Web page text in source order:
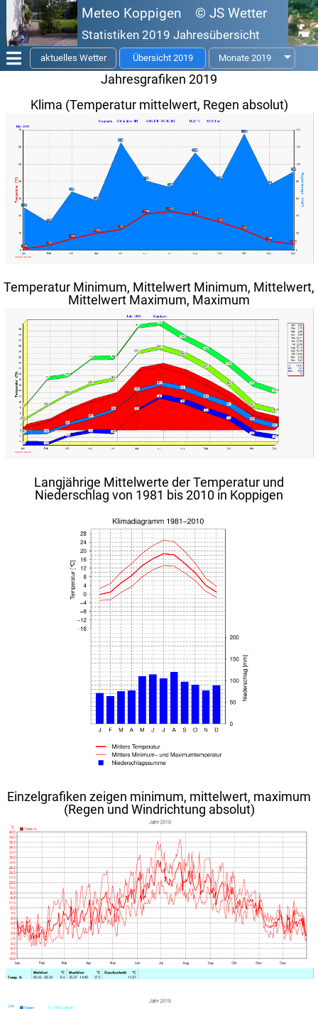
aktuelles Wetter Übersicht 2019 Monate 2019
Meteo Koppigen © JS Wetter
Statistiken 2019 Jahresübersicht
Jahresgrafiken 2019
Klima (Temperatur mittelwert, Regen absolut)
Temperatur Minimum, Mittelwert Minimum, Mittelwert,
Mittelwert Maximum, Maximum
Langjährige Mittelwerte der Temperatur und
Niederschlag von 1981 bis 2010 in Koppigen
Einzelgrafiken zeigen minimum, mittelwert, maximum
(Regen und Windrichtung absolut)